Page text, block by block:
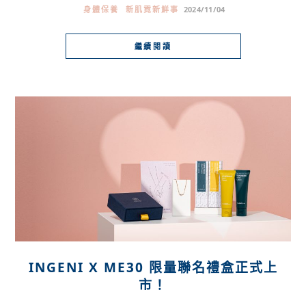
身體保養 新肌霓新鮮事 2024/11/04
繼續閱讀
INGENI X ME30 限量聯名禮盒正式上
市！